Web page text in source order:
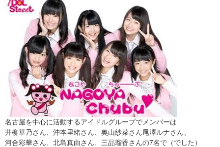
名古屋を中心に活動するアイドルグループでメンバーは
井柳華乃さん、沖本里緒さん、奥山紗菜さん尾澤ルナさん、
河合彩華さん、北島真由さん、三品瑠香さんの7名で（でした）